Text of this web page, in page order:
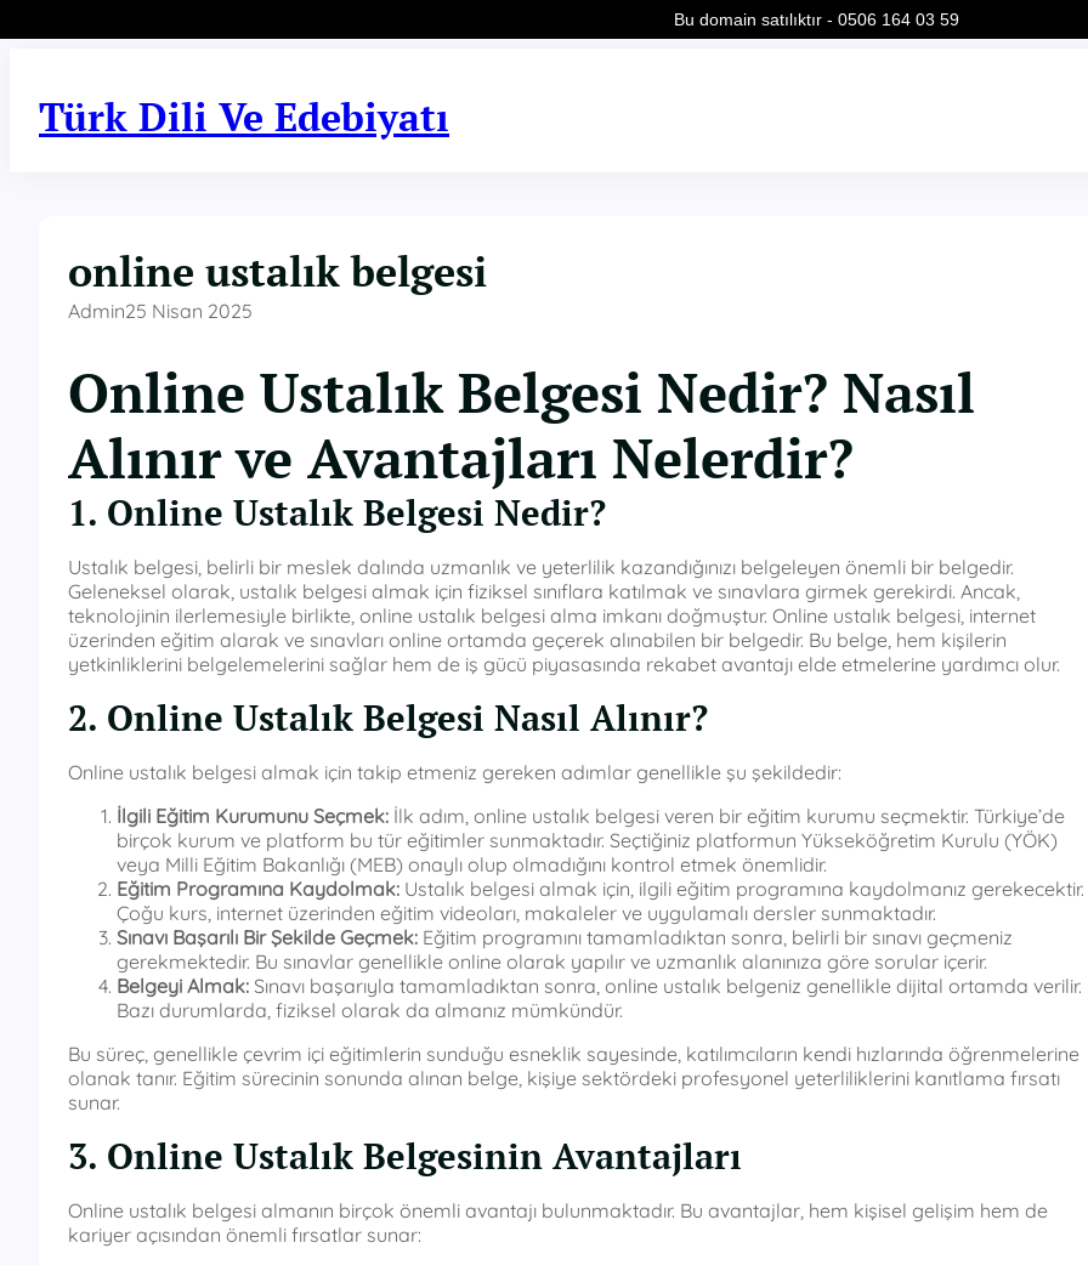
Türk Dili Ve Edebiyatı
online ustalık belgesi
Admin25 Nisan 2025
Online Ustalık Belgesi Nedir? Nasıl
Alınır ve Avantajları Nelerdir?
1. Online Ustalık Belgesi Nedir?
Ustalık belgesi, belirli bir meslek dalında uzmanlık ve yeterlilik kazandığınızı belgeleyen önemli bir belgedir.
Geleneksel olarak, ustalık belgesi almak için fiziksel sınıflara katılmak ve sınavlara girmek gerekirdi. Ancak,
teknolojinin ilerlemesiyle birlikte, online ustalık belgesi alma imkanı doğmuştur. Online ustalık belgesi, internet
üzerinden eğitim alarak ve sınavları online ortamda geçerek alınabilen bir belgedir. Bu belge, hem kişilerin
yetkinliklerini belgelemelerini sağlar hem de iş gücü piyasasında rekabet avantajı elde etmelerine yardımcı olur.
2. Online Ustalık Belgesi Nasıl Alınır?
Online ustalık belgesi almak için takip etmeniz gereken adımlar genellikle şu şekildedir:
İlgili Eğitim Kurumunu Seçmek: İlk adım, online ustalık belgesi veren bir eğitim kurumu seçmektir. Türkiye’de
birçok kurum ve platform bu tür eğitimler sunmaktadır. Seçtiğiniz platformun Yükseköğretim Kurulu (YÖK)
veya Milli Eğitim Bakanlığı (MEB) onaylı olup olmadığını kontrol etmek önemlidir.
Eğitim Programına Kaydolmak: Ustalık belgesi almak için, ilgili eğitim programına kaydolmanız gerekecektir.
Çoğu kurs, internet üzerinden eğitim videoları, makaleler ve uygulamalı dersler sunmaktadır.
Sınavı Başarılı Bir Şekilde Geçmek: Eğitim programını tamamladıktan sonra, belirli bir sınavı geçmeniz
gerekmektedir. Bu sınavlar genellikle online olarak yapılır ve uzmanlık alanınıza göre sorular içerir.
Belgeyi Almak: Sınavı başarıyla tamamladıktan sonra, online ustalık belgeniz genellikle dijital ortamda verilir.
Bazı durumlarda, fiziksel olarak da almanız mümkündür.
Bu süreç, genellikle çevrim içi eğitimlerin sunduğu esneklik sayesinde, katılımcıların kendi hızlarında öğrenmelerine
olanak tanır. Eğitim sürecinin sonunda alınan belge, kişiye sektördeki profesyonel yeterliliklerini kanıtlama fırsatı
sunar.
3. Online Ustalık Belgesinin Avantajları
Online ustalık belgesi almanın birçok önemli avantajı bulunmaktadır. Bu avantajlar, hem kişisel gelişim hem de
kariyer açısından önemli fırsatlar sunar:
Bu domain satılıktır - 0506 164 03 59